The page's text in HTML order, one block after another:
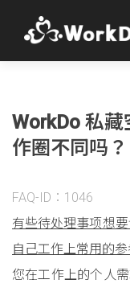
WorkDo 私
作圈不同吗？
FAQ-ID：1046
有些待处理事项想
自己工作上常用的参
您在工作上的个人